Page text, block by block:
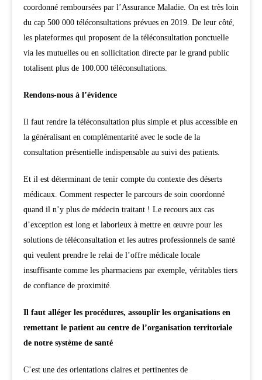
coordonné remboursées par l’Assurance Maladie. On est très loin
du cap 500 000 téléconsultations prévues en 2019. De leur côté,
les plateformes qui proposent de la téléconsultation ponctuelle
via les mutuelles ou en sollicitation directe par le grand public
totalisent plus de 100.000 téléconsultations.
Rendons-nous à l’évidence
Il faut rendre la téléconsultation plus simple et plus accessible en
la généralisant en complémentarité avec le socle de la
consultation présentielle indispensable au suivi des patients.
Et il est déterminant de tenir compte du contexte des déserts
médicaux. Comment respecter le parcours de soin coordonné
quand il n’y plus de médecin traitant ! Le recours aux cas
d’exception est long et laborieux à mettre en œuvre pour les
solutions de téléconsultation et les autres professionnels de santé
qui veulent prendre le relai de l’offre médicale locale
insuffisante comme les pharmaciens par exemple, véritables tiers
de confiance de proximité.
Il faut alléger les procédures, assouplir les organisations en
remettant le patient au centre de l’organisation territoriale
de notre système de santé
C’est une des orientations claires et pertinentes de